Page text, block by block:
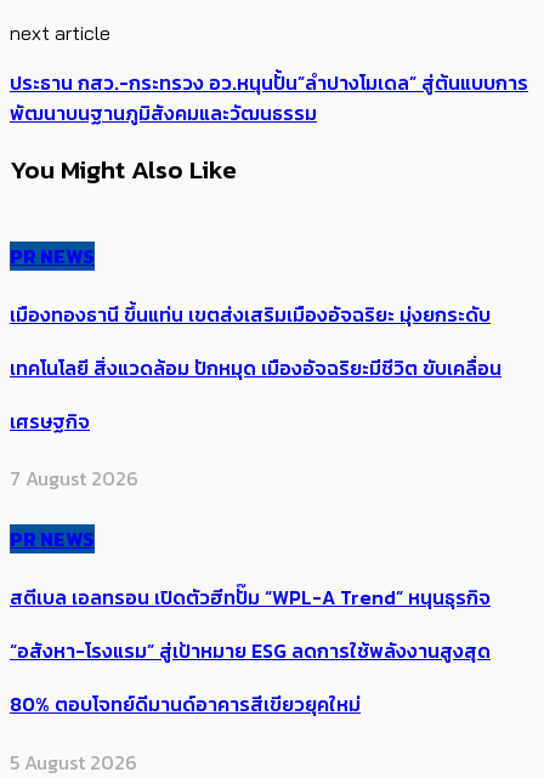
next article
ประธาน กสว.-กระทรวง อว.หนุนปั้น”ลำปางโมเดล” สู่ต้นแบบการ
พัฒนาบนฐานภูมิสังคมและวัฒนธรรม
You Might Also Like
PR NEWS
เมืองทองธานี ขึ้นแท่น เขตส่งเสริมเมืองอัจฉริยะ มุ่งยกระดับ
เทคโนโลยี สิ่งแวดล้อม ปักหมุด เมืองอัจฉริยะมีชีวิต ขับเคลื่อน
เศรษฐกิจ
7 August 2026
PR NEWS
สตีเบล เอลทรอน เปิดตัวฮีทปั๊ม “WPL-A Trend” หนุนธุรกิจ
“อสังหา-โรงแรม” สู่เป้าหมาย ESG ลดการใช้พลังงานสูงสุด
80% ตอบโจทย์ดีมานด์อาคารสีเขียวยุคใหม่
5 August 2026